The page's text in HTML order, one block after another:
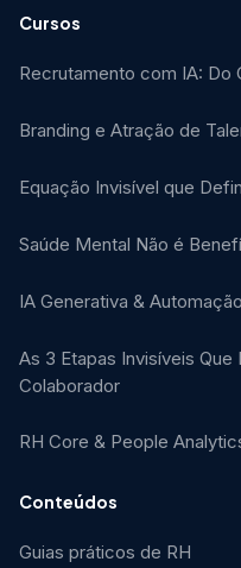
Cursos
Recrutamento com IA: Do
Branding e Atração de
Equação Invisível que
Saúde Mental Não é
IA Generativa &
As 3 Etapas Invisíveis
Colaborador
RH Core & People
Conteúdos
Guias práticos de RH